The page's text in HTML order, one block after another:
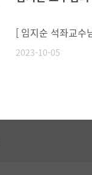
2023-10-05